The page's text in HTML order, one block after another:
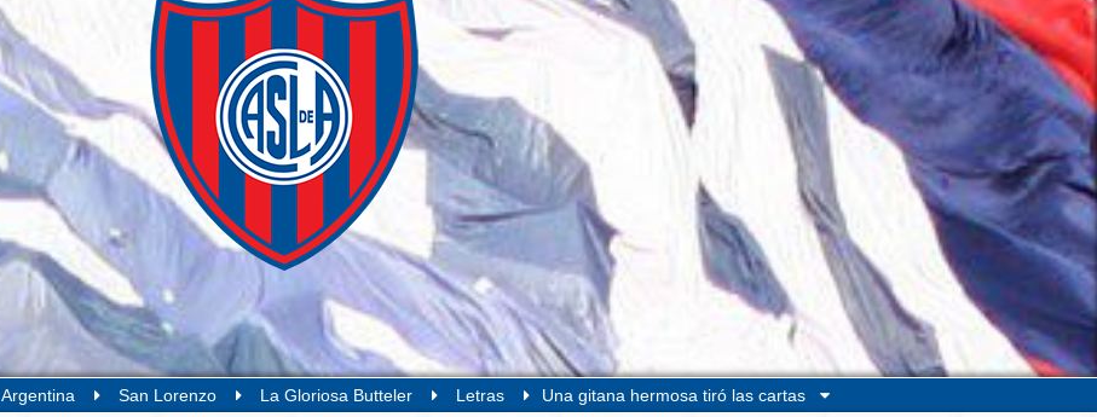
Argentina San Lorenzo La Gloriosa Butteler Letras Una gitana hermosa tiró las cartas